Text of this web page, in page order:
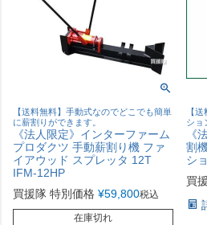
【送料無料】手動式なのでどこでも簡単
に薪割りができます。
《法人限定》インターファーム
プロダクツ 手動薪割り機 ファ
イアウッド スプレッタ 12T
IFM-12HP
買援隊 特別価格 ¥59,800税込
在庫切れ
【
ショ
《
割
シ
買